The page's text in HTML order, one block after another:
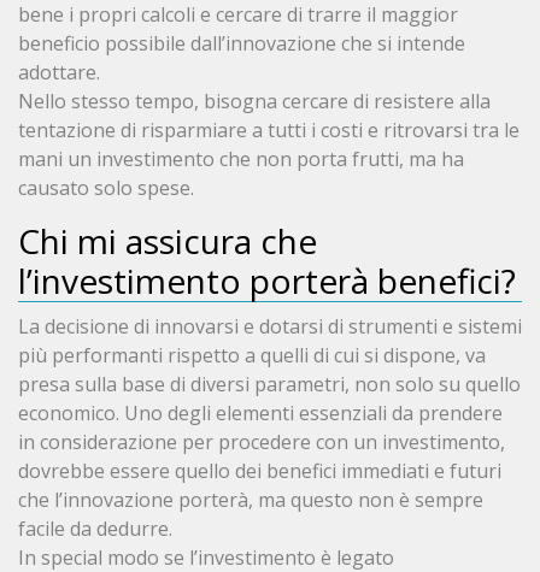
bene i propri calcoli e cercare di trarre il maggior
beneficio possibile dall’innovazione che si intende
adottare.
Nello stesso tempo, bisogna cercare di resistere alla
tentazione di risparmiare a tutti i costi e ritrovarsi tra le
mani un investimento che non porta frutti, ma ha
causato solo spese.
Chi mi assicura che
l’investimento porterà benefici?
La decisione di innovarsi e dotarsi di strumenti e sistemi
più performanti rispetto a quelli di cui si dispone, va
presa sulla base di diversi parametri, non solo su quello
economico. Uno degli elementi essenziali da prendere
in considerazione per procedere con un investimento,
dovrebbe essere quello dei benefici immediati e futuri
che l’innovazione porterà, ma questo non è sempre
facile da dedurre.
In special modo se l’investimento è legato